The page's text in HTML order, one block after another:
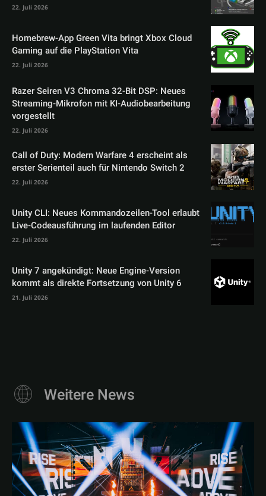
22. Juli 2026
Homebrew-App Green Vita bringt Xbox Cloud
Gaming auf die PlayStation Vita
22. Juli 2026
Razer Seiren V3 Chroma 32-Bit DSP: Neues
Streaming-Mikrofon mit KI-Audiobearbeitung
vorgestellt
22. Juli 2026
Call of Duty: Modern Warfare 4 erscheint als
erster Serienteil auch für Nintendo Switch 2
22. Juli 2026
Unity CLI: Neues Kommandozeilen-Tool erlaubt
Live-Codeausführung im laufenden Editor
22. Juli 2026
Unity 7 angekündigt: Neue Engine-Version
kommt als direkte Fortsetzung von Unity 6
21. Juli 2026
Weitere News